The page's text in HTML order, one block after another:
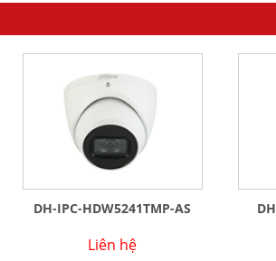
DH-IPC-HDW5241TMP-AS
Liên hệ